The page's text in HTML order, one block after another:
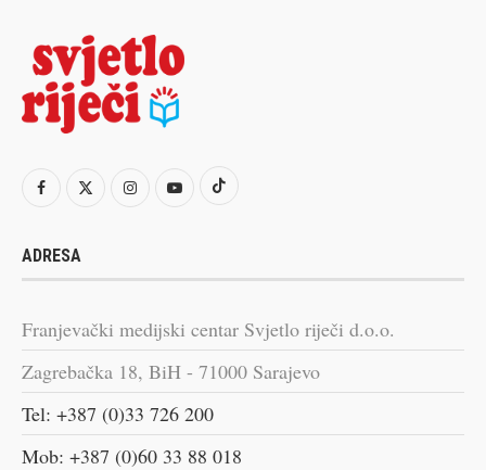
ADRESA
Franjevački medijski centar Svjetlo riječi d.o.o.
Zagrebačka 18, BiH - 71000 Sarajevo
Tel: +387 (0)33 726 200
Mob: +387 (0)60 33 88 018